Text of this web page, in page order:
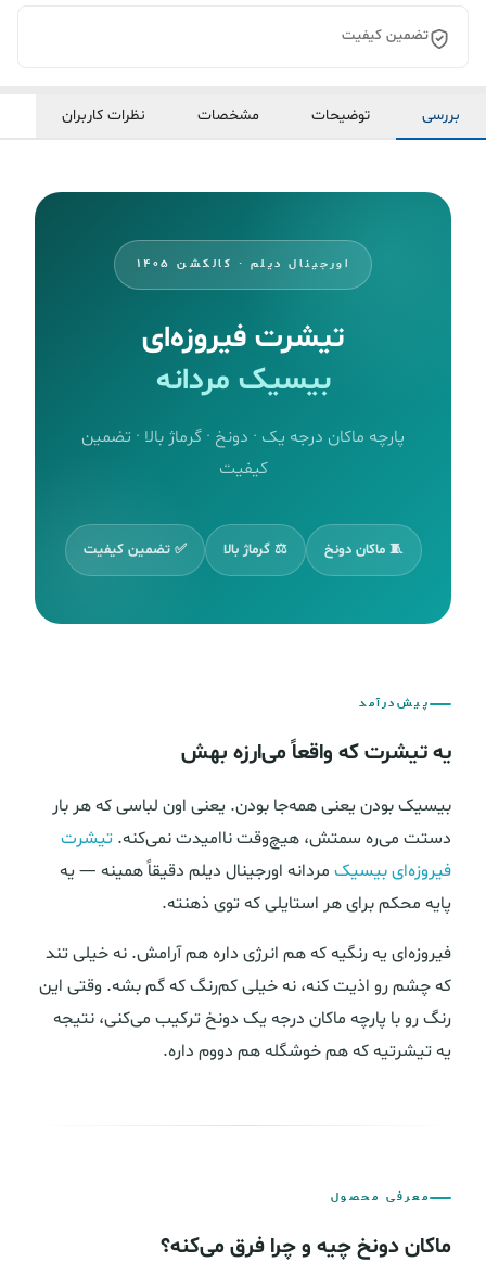
تضمین کیفیت
بررسی توضیحات مشخصات نظرات کاربران
اورجینال دیلم · کالکشن ۱۴۰۵
تیشرت فیروزه‌ای
بیسیک مردانه
پارچه ماکان درجه یک · دونخ · گرماژ بالا · تضمین
کیفیت
🧵 ماکان دونخ ⚖️ گرماژ بالا ✅ تضمین کیفیت
پیش‌درآمد
یه تیشرت که واقعاً می‌ارزه بهش
بیسیک بودن یعنی همه‌جا بودن. یعنی اون لباسی که هر بار
دستت می‌ره سمتش، هیچ‌وقت ناامیدت نمی‌کنه. تیشرت
فیروزه‌ای بیسیک مردانه اورجینال دیلم دقیقاً همینه — یه
پایه محکم برای هر استایلی که توی ذهنته.
فیروزه‌ای یه رنگیه که هم انرژی داره هم آرامش. نه خیلی تند
که چشم رو اذیت کنه، نه خیلی کم‌رنگ که گم بشه. وقتی این
رنگ رو با پارچه ماکان درجه یک دونخ ترکیب می‌کنی، نتیجه
یه تیشرتیه که هم خوشگله هم دووم داره.
معرفی محصول
ماکان دونخ چیه و چرا فرق می‌کنه؟